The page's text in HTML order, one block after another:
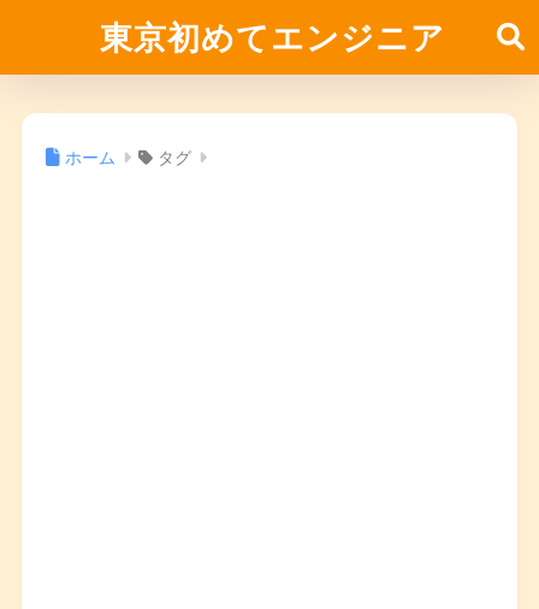
東京初めてエンジニア
ホーム タグ